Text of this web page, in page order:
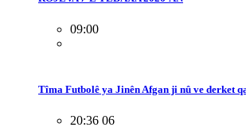
09:00
Tîma Futbolê ya Jinên Afgan ji nû ve derket
20:36 06